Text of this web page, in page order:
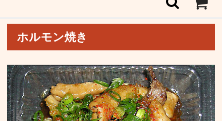
ホーム
北野のこだわり
お持ち帰り
ホルモン焼き